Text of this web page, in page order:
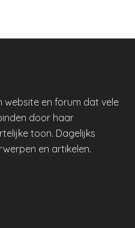
website en forum dat vele
door haar
toon. Dagelijks
en artikelen.